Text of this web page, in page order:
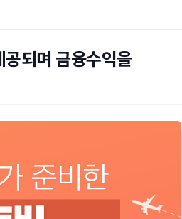
되며 금융수익을